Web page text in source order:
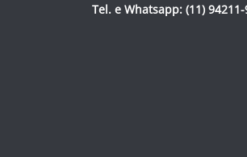
Tel. e Whatsapp: (11) 94211-